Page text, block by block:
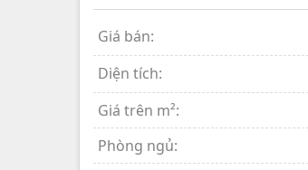
Giá bán:
Diện tích:
Giá trên m²:
Phòng ngủ: